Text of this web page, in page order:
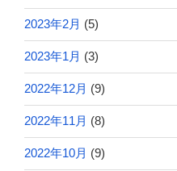
2023年2月 (5)
2023年1月 (3)
2022年12月 (9)
2022年11月 (8)
2022年10月 (9)